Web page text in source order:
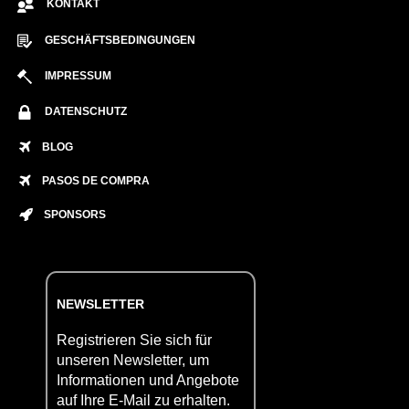
KONTAKT
GESCHÄFTSBEDINGUNGEN
IMPRESSUM
DATENSCHUTZ
BLOG
PASOS DE COMPRA
SPONSORS
NEWSLETTER
Registrieren Sie sich für
unseren Newsletter, um
Informationen und Angebote
auf Ihre E-Mail zu erhalten.